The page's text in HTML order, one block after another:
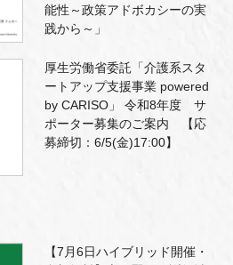
能性～政策アドボカシーの実
践から～」
厚生労働省委託「介護系スタ
ートアップ支援事業 powered
by CARISO」 令和8年度 サ
ポーター募集のご案内 【応
募締切：6/5(金)17:00】
【7月6日ハイブリッド開催・